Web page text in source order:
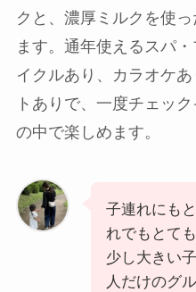
クと、濃厚ミルクを使
ます。通年使えるスパ
イクルあり、カラオケ
トありで、一度チェッ
の中で楽しめます。
子連れにも
れでもとて
少し大きい
人だけのグ